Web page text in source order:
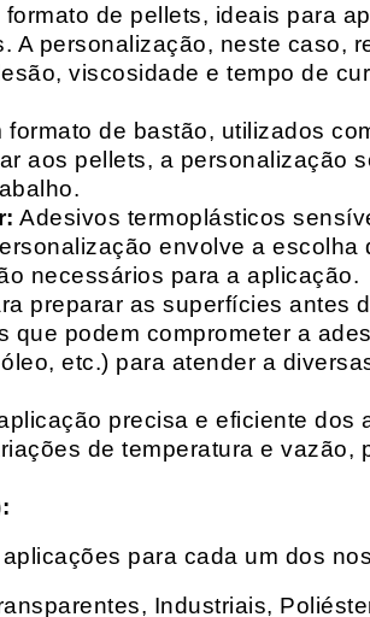
de pellets, ideais para
A personalização, neste caso,
viscosidade e tempo de
de bastão, utilizados
aos pellets, a personalização
Adesivos termoplásticos
envolve a escolha
necessários para a aplicação.
preparar as superfícies antes
podem comprometer a
etc.) para atender a
precisa e eficiente dos
de temperatura e vazão,
para cada um dos
Industriais,